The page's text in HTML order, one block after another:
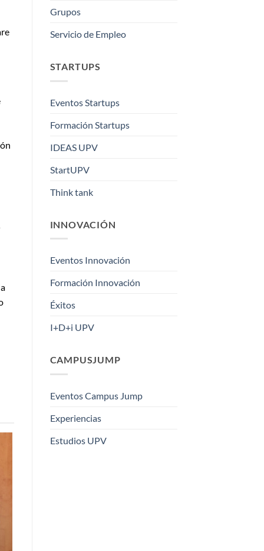
Grupos
Servicio de Empleo
STARTUPS
Eventos Startups
Formación Startups
IDEAS UPV
StartUPV
Think tank
INNOVACIÓN
Eventos Innovación
Formación Innovación
Éxitos
I+D+i UPV
CAMPUSJUMP
Eventos Campus Jump
Experiencias
Estudios UPV